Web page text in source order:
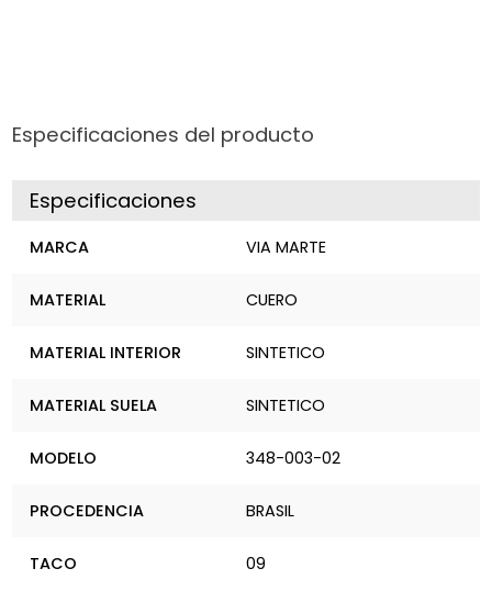
Especificaciones del producto
Especificaciones
MARCA VIA MARTE
MATERIAL CUERO
MATERIAL INTERIOR SINTETICO
MATERIAL SUELA SINTETICO
MODELO 348-003-02
PROCEDENCIA BRASIL
TACO 09